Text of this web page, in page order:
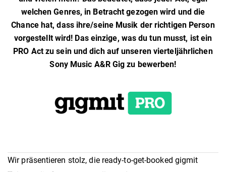
welchen Genres, in Betracht gezogen wird und die
Chance hat, dass ihre/seine Musik der richtigen Person
vorgestellt wird! Das einzige, was du tun musst, ist ein
PRO Act zu sein und dich auf unseren vierteljährlichen
Sony Music A&R Gig zu bewerben!
Wir präsentieren stolz, die ready-to-get-booked gigmit